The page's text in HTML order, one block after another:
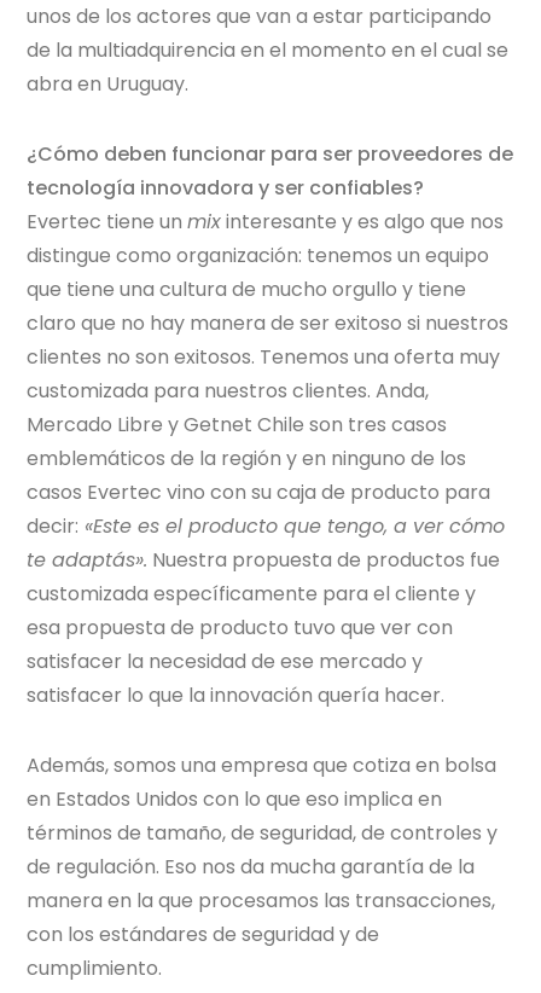
unos de los actores que van a estar participando
de la multiadquirencia en el momento en el cual se
abra en Uruguay.
¿Cómo deben funcionar para ser proveedores de
tecnología innovadora y ser confiables?
Evertec tiene unmixinteresante y es algo que nos
distingue como organización: tenemos un equipo
que tiene una cultura de mucho orgullo y tiene
claro que no hay manera de ser exitoso si nuestros
clientes no son exitosos. Tenemos una oferta muy
customizada para nuestros clientes. Anda,
Mercado Libre y Getnet Chile son tres casos
emblemáticos de la región y en ninguno de los
casos Evertec vino con su caja de producto para
decir: «Este es el producto que tengo, a ver cómo
te adaptás». Nuestra propuesta de productos fue
customizada específicamente para el cliente y
esa propuesta de producto tuvo que ver con
satisfacer la necesidad de ese mercado y
satisfacer lo que la innovación quería hacer.
Además, somos una empresa que cotiza en bolsa
en Estados Unidos con lo que eso implica en
términos de tamaño, de seguridad, de controles y
de regulación. Eso nos da mucha garantía de la
manera en la que procesamos las transacciones,
con los estándares de seguridad y de
cumplimiento.